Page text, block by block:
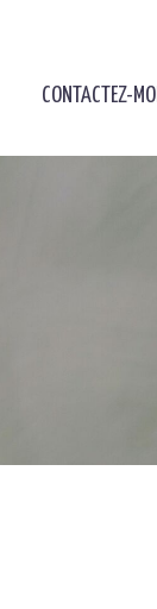
CONTACTEZ-MOI